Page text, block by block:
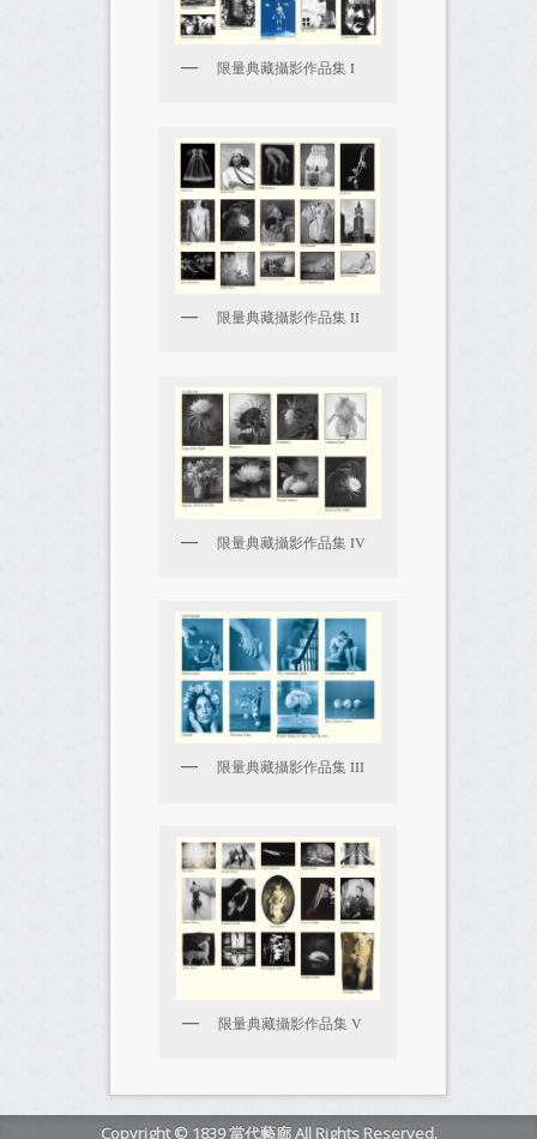
限量典藏攝影作品集 I
限量典藏攝影作品集 II
限量典藏攝影作品集 IV
限量典藏攝影作品集 III
限量典藏攝影作品集 V
Copyright © 1839 當代藝廊 All Rights Reserved.